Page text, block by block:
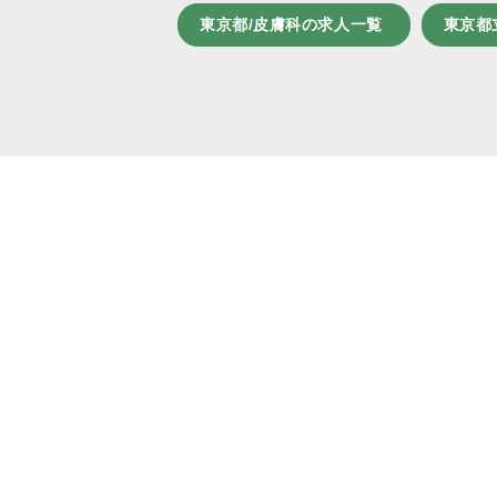
東京都/皮膚科の求人一覧 東京都